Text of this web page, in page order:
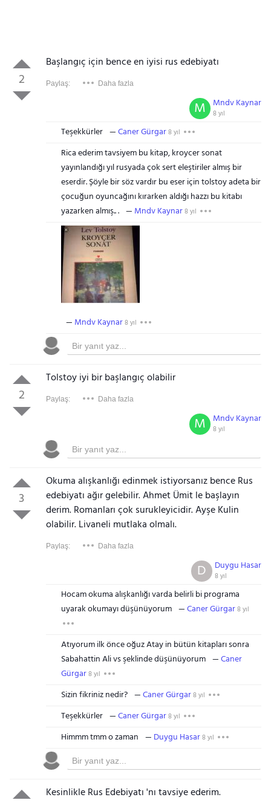
2
Başlangıç için bence en iyisi rus edebiyatı
Paylaş: Daha fazla
Mndv Kaynar
8 yıl
M
Teşekkürler Caner Gürgar8 yıl
Rica ederim tavsiyem bu kitap, kroycer sonat
yayınlandığı yıl rusyada çok sert eleştiriler almış bir
eserdir. Şöyle bir söz vardır bu eser için tolstoy adeta bir
çocuğun oyuncağını kırarken aldığı hazzı bu kitabı
yazarken almış.. .
Mndv Kaynar8 yıl
Mndv Kaynar8 yıl
2
Tolstoy iyi bir başlangıç olabilir
Paylaş: Daha fazla
Mndv Kaynar
8 yıl
M
3
Okuma alışkanlığı edinmek istiyorsanız bence Rus
edebiyatı ağır gelebilir. Ahmet Ümit le başlayın
derim. Romanları çok surukleyicidir. Ayşe Kulin
olabilir. Livaneli mutlaka olmalı.
Paylaş: Daha fazla
Duygu Hasar
8 yıl
D
Hocam okuma alışkanlığı varda belirli bi programa
uyarak okumayı düşünüyorum
Caner Gürgar8 yıl
Atıyorum ilk önce oğuz Atay in bütün kitapları sonra
Sabahattin Ali vs şeklinde düşünüyorum
Caner
Gürgar8 yıl
Sizin fikriniz nedir? Caner Gürgar8 yıl
Teşekkürler Caner Gürgar8 yıl
Himmm tmm o zaman Duygu Hasar8 yıl
Kesinlikle Rus Edebiyatı 'nı tavsiye ederim.